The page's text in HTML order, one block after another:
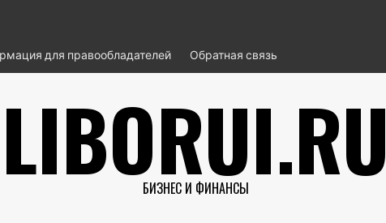
для правообладателей Обратная связь
LIBORUI.RU
БИЗНЕС И ФИНАНСЫ